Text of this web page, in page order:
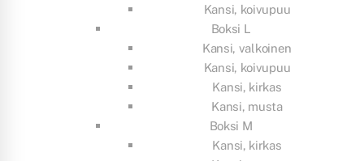
Kansi, koivupuu
Boksi L
Kansi, valkoinen
Kansi, koivupuu
Kansi, kirkas
Kansi, musta
Boksi M
Kansi, kirkas